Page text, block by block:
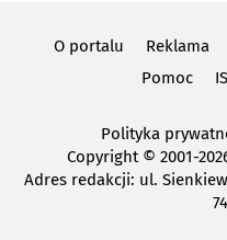
O portalu Reklama
Pomoc
Polityka
Copyright© 2001-
Adres redakcji: ul.